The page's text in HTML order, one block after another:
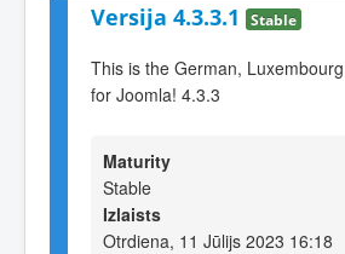
Versija 4.3.3.1 Stable
This is the German,
for Joomla! 4.3.3
Maturity
Stable
Izlaists
Otrdiena, 11 Jūlijs 2023 16:18